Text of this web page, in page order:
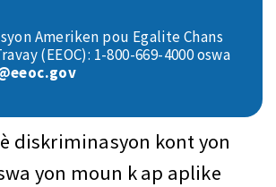
diskriminasyon kont yon
yon moun k ap aplike
Ameriken pou Egalite Chans
(EEOC): 1-800-669-4000 oswa